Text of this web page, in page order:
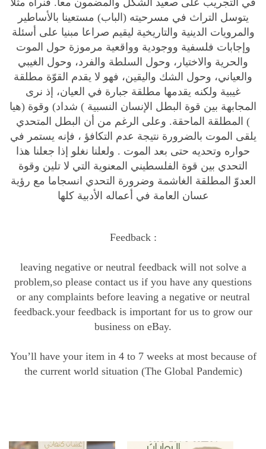
u
a
n
t
i
t
y
يتوسل التراث في مسرحيته (الباب) مستعينا بالأساطير
والمرويات الدينية والتاريخية ليقيم صراعا مبنيا على أسئلة
وإجابات فلسفية ووجودية وواقعية مرموزة حول الموت
والحرية والاختيار، وحول السلطة والفرد، وحول الغيبي
والعياني، وحول الشك واليقين، فهو لا يقدم القوّة مطلقة
غيبية ولكنه يقدمها مطلقة جبارة في العيان، إذ نرى
المجابهة بين قوة البطل الإنسان النسبية ) شداد) وقوة (هيا
) المطلقة الماحقة. وعلى الرغم من أن البطل المتحدي
يلقى الموت بالضرورة نتيجة عدم التكافؤ ، فإنه يستمر في
حواره وتحديه حتى بعد الموت . ولعلنا نغلو إذا جعلنا هذا
التحدي بين قوة الفلسطيني المعنوية التي لا تلين وقوة
العدوّ المطلقة الغاشمة وضرورة التحدي انسجاما مع رؤية
عسان العامة في أعماله الأدبية كلها
Feedback :
leaving negative or neutral feedback will not solve a
problem,so please contact us if you have any questions
or any complaints before leaving a negative or neutral
feedback.your feedback is important for us to grow our
business on eBay.
You’ll have your item in 4 to 7 weeks at most because of
the current world situation (The Global Pandemic)